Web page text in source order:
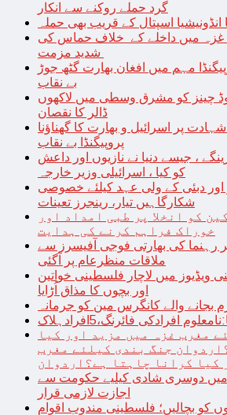
گرد حملے روکنے سے انکار
انڈونیشیا اسپتال کے قریب بھی حملہ
غزہ میں داخلے کے خلاف حماس کی
مہم میں افغان بھارت گٹھ جوڑ
بے نقاب
چینز کو مشرق وسطی میں لاکھوں
ڈالر کا نقصان
پر اسرائیل و بھارت کا گھناؤنا
پروپیگنڈا بے نقاب
، جیسے دنیا نے نازیوں اور داعش
کو کیا ، اسرائیلی وزیر خارجہ
اور دبئی کے ولی عہد کیلئے خصوصی
شکارگاہیں تیار، رینجرز تعینات
کو انخلا پر طبی امداد اور
خوراک فراہم کرنے کی ہدایت
رہنما کی بھارتی فوجی آفیسرز سے
ملاقات منظرعام پر آگئی
ویڈیوز میں لاچار فلسطینی خواتین
اور بچوں کا مذاق اُڑایا
بجانے والے کانگرس مین کو جرمانہ
افرادکی فائرنگ،5افرادہلاک
مغرب غزہ میں مزید اور کیا
جنگ بندی کیلئے مغرب
کیا کرانا چاہتا ہے؟اردوان
میں دوسری شادی کیلیے حکومت سے
اجازت لازمی قرار
کو بچالیں؛ فلسطینی مندوب اقوام